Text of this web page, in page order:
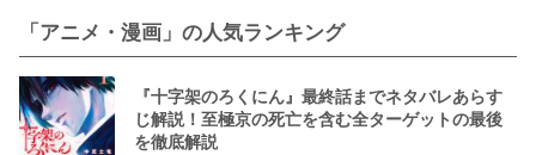
「アニメ・漫画」の人気ランキング
『十字架のろくにん』最終話までネタバレあらす
じ解説！至極京の死亡を含む全ターゲットの最後
を徹底解説